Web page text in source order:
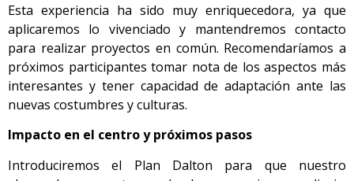
Esta experiencia ha sido muy enriquecedora, ya que
aplicaremos lo vivenciado y mantendremos contacto
para realizar proyectos en común. Recomendaríamos a
próximos participantes tomar nota de los aspectos más
interesantes y tener capacidad de adaptación ante las
nuevas costumbres y culturas.
Impacto en el centro y próximos pasos
Introduciremos el Plan Dalton para que nuestro